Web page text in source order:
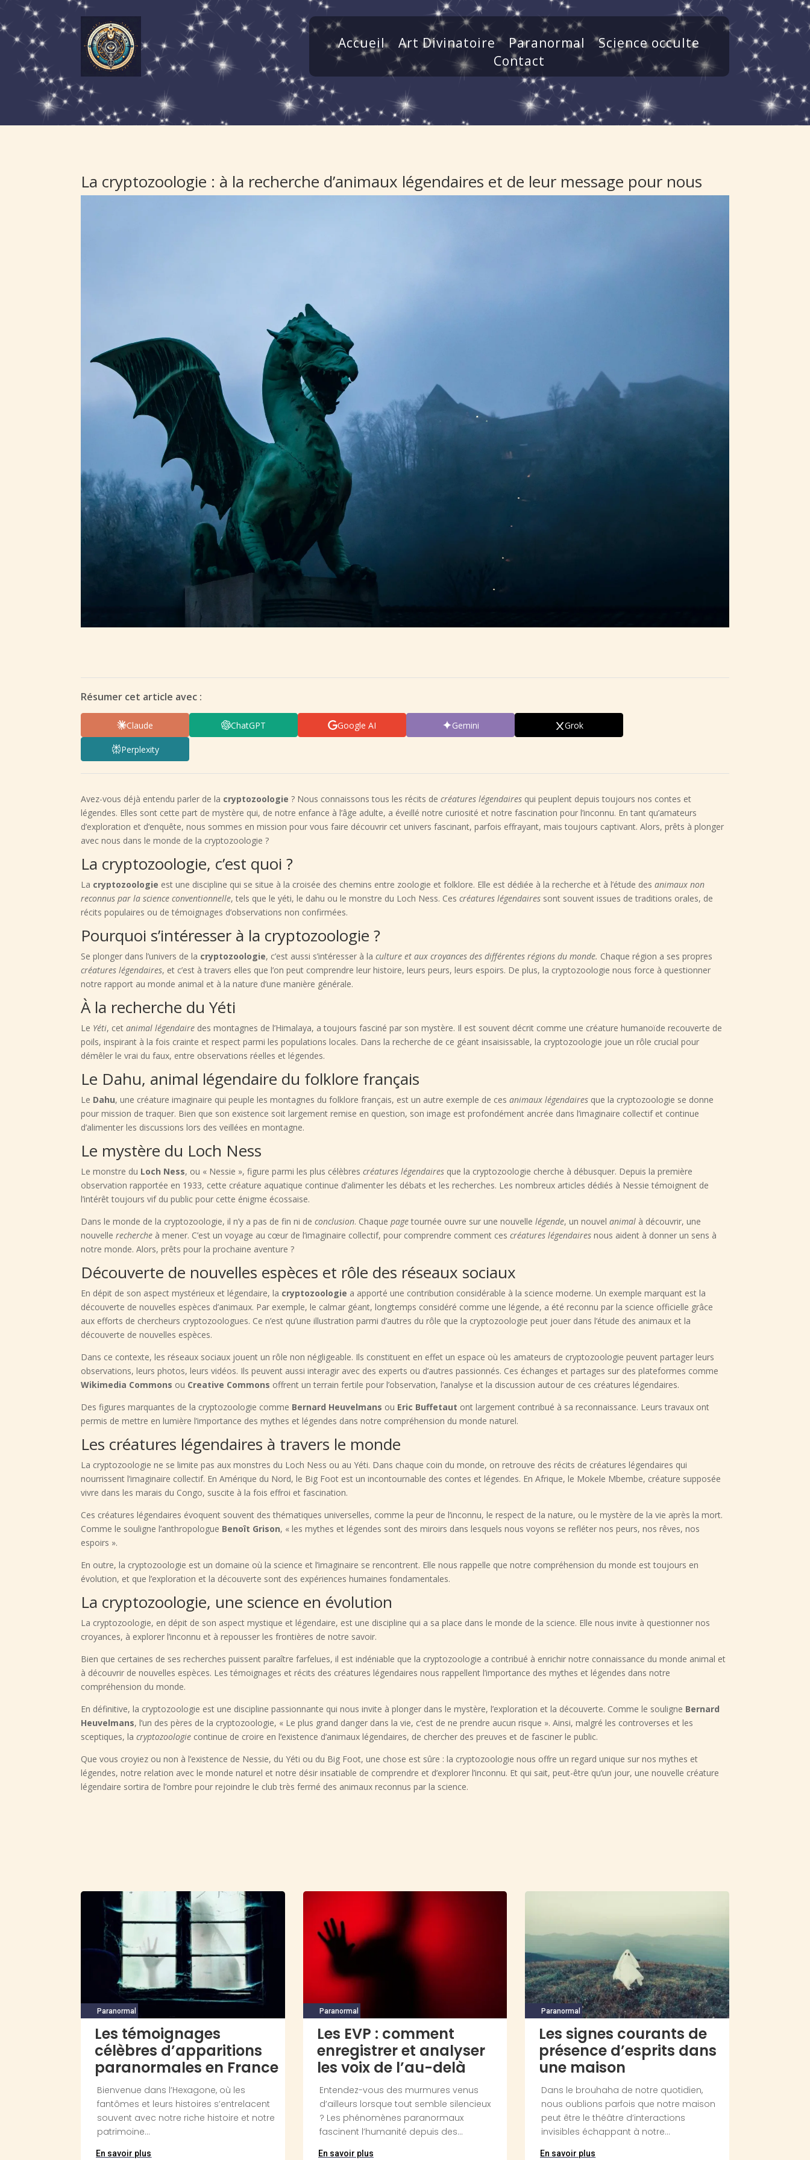
Accueil Art Divinatoire Paranormal
Science occulte
Contact
La cryptozoologie : à la recherche d’animaux légendaires et de leur message pour nous
Résumer cet article avec :
Claude ChatGPT Google AI Gemini Grok
Perplexity
Avez-vous déjà entendu parler de la cryptozoologie ? Nous connaissons tous les récits decréatures légendaires qui peuplent depuis toujours nos contes et
légendes. Elles sont cette part de mystère qui, de notre enfance à l’âge adulte, a éveillé notre curiosité et notre fascination pour l’inconnu. En tant qu’amateurs
d’exploration et d’enquête, nous sommes en mission pour vous faire découvrir cet univers fascinant, parfois effrayant, mais toujours captivant. Alors, prêts à plonger
avec nous dans le monde de la cryptozoologie ?
La cryptozoologie, c’est quoi ?
La cryptozoologie est une discipline qui se situe à la croisée des chemins entre zoologie et folklore. Elle est dédiée à la recherche et à l’étude desanimaux non
reconnus par la science conventionnelle, tels que le yéti, le dahu ou le monstre du Loch Ness. Cescréatures légendaires sont souvent issues de traditions orales, de
récits populaires ou de témoignages d’observations non confirmées.
Pourquoi s’intéresser à la cryptozoologie ?
Se plonger dans l’univers de la cryptozoologie, c’est aussi s’intéresser à laculture et aux croyances des différentes régions du monde. Chaque région a ses propres
créatures légendaires, et c’est à travers elles que l’on peut comprendre leur histoire, leurs peurs, leurs espoirs. De plus, la cryptozoologie nous force à questionner
notre rapport au monde animal et à la nature d’une manière générale.
À la recherche du Yéti
Le Yéti, cetanimal légendaire des montagnes de l’Himalaya, a toujours fasciné par son mystère. Il est souvent décrit comme une créature humanoïde recouverte de
poils, inspirant à la fois crainte et respect parmi les populations locales. Dans la recherche de ce géant insaisissable, la cryptozoologie joue un rôle crucial pour
démêler le vrai du faux, entre observations réelles et légendes.
Le Dahu, animal légendaire du folklore français
Le Dahu, une créature imaginaire qui peuple les montagnes du folklore français, est un autre exemple de cesanimaux légendaires que la cryptozoologie se donne
pour mission de traquer. Bien que son existence soit largement remise en question, son image est profondément ancrée dans l’imaginaire collectif et continue
d’alimenter les discussions lors des veillées en montagne.
Le mystère du Loch Ness
Le monstre du Loch Ness, ou « Nessie », figure parmi les plus célèbrescréatures légendaires que la cryptozoologie cherche à débusquer. Depuis la première
observation rapportée en 1933, cette créature aquatique continue d’alimenter les débats et les recherches. Les nombreux articles dédiés à Nessie témoignent de
l’intérêt toujours vif du public pour cette énigme écossaise.
Dans le monde de la cryptozoologie, il n’y a pas de fin ni deconclusion. Chaquepagetournée ouvre sur une nouvellelégende, un nouvelanimal à découvrir, une
nouvellerecherche à mener. C’est un voyage au cœur de l’imaginaire collectif, pour comprendre comment cescréatures légendaires nous aident à donner un sens à
notre monde. Alors, prêts pour la prochaine aventure ?
Découverte de nouvelles espèces et rôle des réseaux sociaux
En dépit de son aspect mystérieux et légendaire, la cryptozoologie a apporté une contribution considérable à la science moderne. Un exemple marquant est la
découverte de nouvelles espèces d’animaux. Par exemple, le calmar géant, longtemps considéré comme une légende, a été reconnu par la science officielle grâce
aux efforts de chercheurs cryptozoologues. Ce n’est qu’une illustration parmi d’autres du rôle que la cryptozoologie peut jouer dans l’étude des animaux et la
découverte de nouvelles espèces.
Dans ce contexte, les réseaux sociaux jouent un rôle non négligeable. Ils constituent en effet un espace où les amateurs de cryptozoologie peuvent partager leurs
observations, leurs photos, leurs vidéos. Ils peuvent aussi interagir avec des experts ou d’autres passionnés. Ces échanges et partages sur des plateformes comme
Wikimedia Commons ou Creative Commons offrent un terrain fertile pour l’observation, l’analyse et la discussion autour de ces créatures légendaires.
Des figures marquantes de la cryptozoologie comme Bernard Heuvelmans ou Eric Buffetaut ont largement contribué à sa reconnaissance. Leurs travaux ont
permis de mettre en lumière l’importance des mythes et légendes dans notre compréhension du monde naturel.
Les créatures légendaires à travers le monde
La cryptozoologie ne se limite pas aux monstres du Loch Ness ou au Yéti. Dans chaque coin du monde, on retrouve des récits de créatures légendaires qui
nourrissent l’imaginaire collectif. En Amérique du Nord, le Big Foot est un incontournable des contes et légendes. En Afrique, le Mokele Mbembe, créature supposée
vivre dans les marais du Congo, suscite à la fois effroi et fascination.
Ces créatures légendaires évoquent souvent des thématiques universelles, comme la peur de l’inconnu, le respect de la nature, ou le mystère de la vie après la mort.
Comme le souligne l’anthropologue Benoît Grison, « les mythes et légendes sont des miroirs dans lesquels nous voyons se refléter nos peurs, nos rêves, nos
espoirs ».
En outre, la cryptozoologie est un domaine où la science et l’imaginaire se rencontrent. Elle nous rappelle que notre compréhension du monde est toujours en
évolution, et que l’exploration et la découverte sont des expériences humaines fondamentales.
La cryptozoologie, une science en évolution
La cryptozoologie, en dépit de son aspect mystique et légendaire, est une discipline qui a sa place dans le monde de la science. Elle nous invite à questionner nos
croyances, à explorer l’inconnu et à repousser les frontières de notre savoir.
Bien que certaines de ses recherches puissent paraître farfelues, il est indéniable que la cryptozoologie a contribué à enrichir notre connaissance du monde animal et
à découvrir de nouvelles espèces. Les témoignages et récits des créatures légendaires nous rappellent l’importance des mythes et légendes dans notre
compréhension du monde.
En définitive, la cryptozoologie est une discipline passionnante qui nous invite à plonger dans le mystère, l’exploration et la découverte. Comme le souligne Bernard
Heuvelmans, l’un des pères de la cryptozoologie, « Le plus grand danger dans la vie, c’est de ne prendre aucun risque ». Ainsi, malgré les controverses et les
sceptiques, lacryptozoologie continue de croire en l’existence d’animaux légendaires, de chercher des preuves et de fasciner le public.
Que vous croyiez ou non à l’existence de Nessie, du Yéti ou du Big Foot, une chose est sûre : la cryptozoologie nous offre un regard unique sur nos mythes et
légendes, notre relation avec le monde naturel et notre désir insatiable de comprendre et d’explorer l’inconnu. Et qui sait, peut-être qu’un jour, une nouvelle créature
légendaire sortira de l’ombre pour rejoindre le club très fermé des animaux reconnus par la science.
Paranormal
Les témoignages
célèbres d’apparitions
paranormales en France
Bienvenue dans l’Hexagone, où les
fantômes et leurs histoires s’entrelacent
souvent avec notre riche histoire et notre
patrimoine...
En savoir plus
Paranormal
Les EVP : comment
enregistrer et analyser
les voix de l’au-delà
Entendez-vous des murmures venus
d’ailleurs lorsque tout semble silencieux
? Les phénomènes paranormaux
fascinent l’humanité depuis des...
En savoir plus
Paranormal
Les signes courants de
présence d’esprits dans
une maison
Dans le brouhaha de notre quotidien,
nous oublions parfois que notre maison
peut être le théâtre d’interactions
invisibles échappant à notre...
En savoir plus